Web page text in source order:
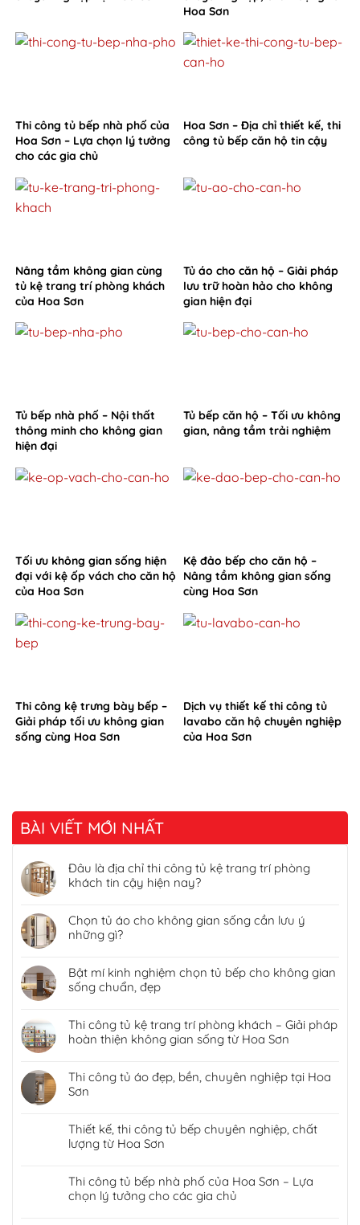
Hoa Sơn
Thi công tủ bếp nhà phố của
Hoa Sơn – Lựa chọn lý tưởng
cho các gia chủ
Hoa Sơn – Địa chỉ thiết kế, thi
công tủ bếp căn hộ tin cậy
Nâng tầm không gian cùng
tủ kệ trang trí phòng khách
của Hoa Sơn
Tủ áo cho căn hộ – Giải pháp
lưu trữ hoàn hảo cho không
gian hiện đại
Tủ bếp nhà phố – Nội thất
thông minh cho không gian
hiện đại
Tủ bếp căn hộ – Tối ưu không
gian, nâng tầm trải nghiệm
Tối ưu không gian sống hiện
đại với kệ ốp vách cho căn hộ
của Hoa Sơn
Kệ đảo bếp cho căn hộ –
Nâng tầm không gian sống
cùng Hoa Sơn
Thi công kệ trưng bày bếp –
Giải pháp tối ưu không gian
sống cùng Hoa Sơn
Dịch vụ thiết kế thi công tủ
lavabo căn hộ chuyên nghiệp
của Hoa Sơn
BÀI VIẾT MỚI NHẤT
Đâu là địa chỉ thi công tủ kệ trang trí phòng
khách tin cậy hiện nay?
Chọn tủ áo cho không gian sống cần lưu ý
những gì?
Bật mí kinh nghiệm chọn tủ bếp cho không gian
sống chuẩn, đẹp
Thi công tủ kệ trang trí phòng khách – Giải pháp
hoàn thiện không gian sống từ Hoa Sơn
Thi công tủ áo đẹp, bền, chuyên nghiệp tại Hoa
Sơn
Thiết kế, thi công tủ bếp chuyên nghiệp, chất
lượng từ Hoa Sơn
Thi công tủ bếp nhà phố của Hoa Sơn – Lựa
chọn lý tưởng cho các gia chủ